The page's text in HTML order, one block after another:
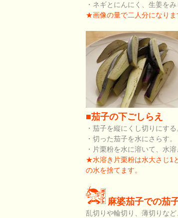
・ネギとにんにく、生姜をみ
★画像の量で二人分になりま
■茄子の下ごしらえ
・茄子を縦にくし切りにする
・切った茄子を水にさらす。
・片栗粉を水に溶いて、水
★水溶き片栗粉は水大さじ1
の水を捨てます。
麻婆茄子での茄
乱切りや輪切り、薄切りな